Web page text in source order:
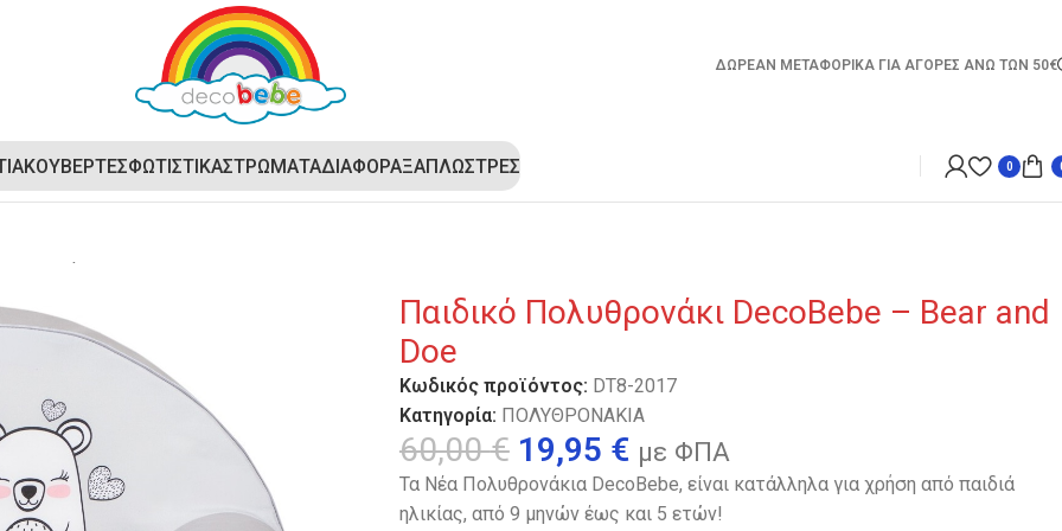
ΔΩΡΕΑΝ ΜΕΤΑΦΟΡΙΚΑ ΓΙΑ ΑΓΟΡΕΣ ΑΝΩ ΤΩΝ 50€
ΚΟΥΒΕΡΤΕΣΦΩΤΙΣΤΙΚΑΣΤΡΩΜΑΤΑΔΙΑΦΟΡΑΞΑΠΛΩΣΤΡΕΣ 0
Παιδικό Πολυθρονάκι DecoBebe – Bear and
Doe
Κωδικός προϊόντος: DT8-2017
Κατηγορία: ΠΟΛΥΘΡΟΝΑΚΙΑ
60,00€ 19,95 € με ΦΠΑ
Τα Νέα Πολυθρονάκια DecoBebe, είναι κατάλληλα για χρήση από παιδιά
ηλικίας, από 9 μηνών έως και 5 ετών!